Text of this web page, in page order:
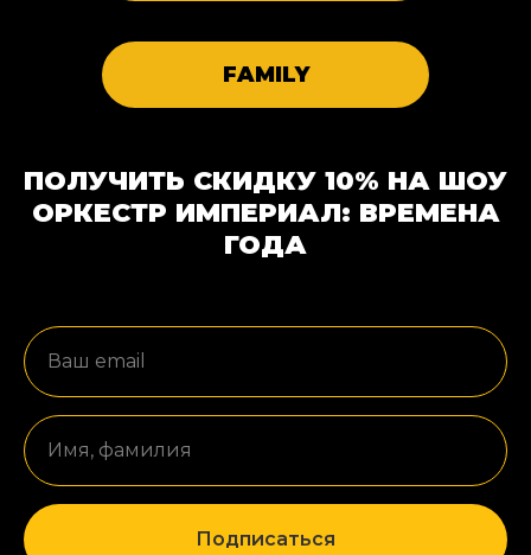
FAMILY
ПОЛУЧИТЬ СКИДКУ 10% НА ШОУ
ОРКЕСТР ИМПЕРИАЛ: ВРЕМЕНА
ГОДА
Ваш email
Имя, фамилия
Подписаться